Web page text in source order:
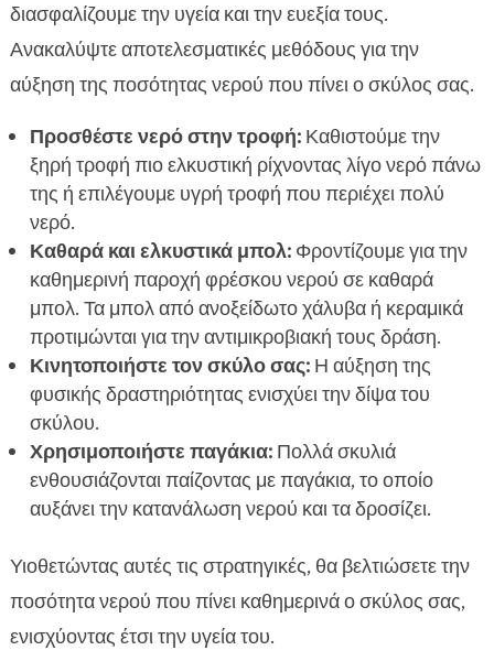
διασφαλίζουμε την υγεία και την ευεξία τους.
Ανακαλύψτε αποτελεσματικές μεθόδους για την
αύξηση της ποσότητας νερού που πίνει ο σκύλος σας.
Προσθέστε νερό στην τροφή:Καθιστούμε την
ξηρή τροφή πιο ελκυστική ρίχνοντας λίγο νερό πάνω
της ή επιλέγουμε υγρή τροφή που περιέχει πολύ
νερό.
Καθαρά και ελκυστικά μπολ:Φροντίζουμε για την
καθημερινή παροχή φρέσκου νερού σε καθαρά
μπολ. Τα μπολ από ανοξείδωτο χάλυβα ή κεραμικά
προτιμώνται για την αντιμικροβιακή τους δράση.
Κινητοποιήστε τον σκύλο σας:Η αύξηση της
φυσικής δραστηριότητας ενισχύει την δίψα του
σκύλου.
Χρησιμοποιήστε παγάκια:Πολλά σκυλιά
ενθουσιάζονται παίζοντας με παγάκια, το οποίο
αυξάνει την κατανάλωση νερού και τα δροσίζει.
Υιοθετώντας αυτές τις στρατηγικές, θα βελτιώσετε την
ποσότητα νερού που πίνει καθημερινά ο σκύλος σας,
ενισχύοντας έτσι την υγεία του.